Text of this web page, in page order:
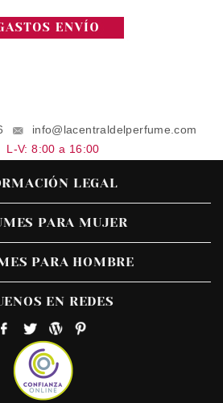
info@lacentraldelperfume.com
L-V: 8:00 a 16:00
LEGAL
PARA MUJER
PARA HOMBRE
EN REDES